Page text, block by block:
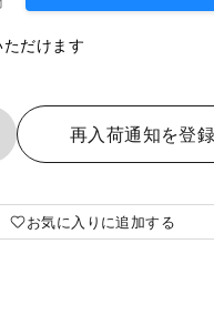
だけます
再入荷通知を登
お気に入りに追加する